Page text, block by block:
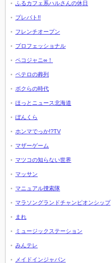
ふるカフェ系ハルさんの休日
プレバト!!
フレンチオープン
プロフェッショナル
ペコジャニ∞！
ペテロの葬列
ボクらの時代
ほっとニュース北海道
ぼんくら
ホンマでっか!?TV
マザーゲーム
マツコの知らない世界
マッサン
マニュアル捜索隊
マラソングランドチャンピオンシップ
まれ
ミュージックステーション
みんテレ
メイドインジャパン